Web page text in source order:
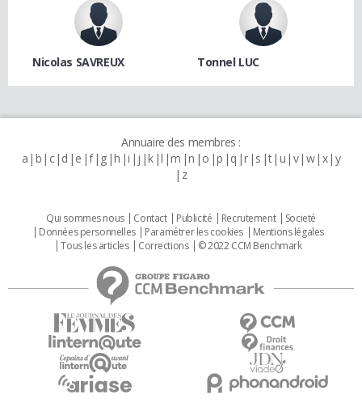
Nicolas SAVREUX Tonnel LUC
Annuaire des membres :
a b c d e f g h i j k l m n o p q r s t u v w x y
z
Qui sommes nous Contact Publicité Recrutement
Societé
Données personnelles
Paramétrer les cookies
Mentions légales
Tous les articles
Corrections © 2022 CCM Benchmark